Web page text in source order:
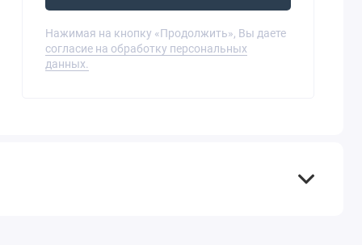
Нажимая на кнопку «Продолжить», Вы даете
согласие на обработку персональных
данных.